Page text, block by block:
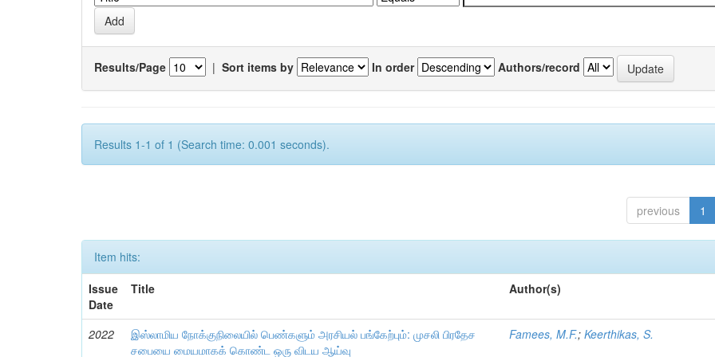
Results/Page | Sort items by In order Authors/record
Results 1-1 of 1 (Search time: 0.001 seconds).
previous 1
Item hits:
Issue
Date
Title Author(s)
2022
இஸ்லாமிய நோக்குநிலையில் பெண்களும் அரசியல் பங்கேற்பும்: முசலி பிரதேச
சபையை மையமாகக் கொண்ட ஒரு விடய ஆய்வு
Famees, M.F.;Keerthikas, S.